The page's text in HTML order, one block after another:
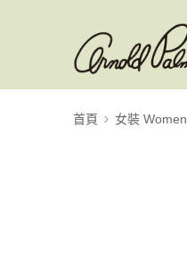
首頁 女裝 Women